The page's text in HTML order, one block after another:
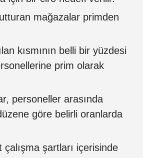
mağazalar primden
kısmının belli bir yüzdesi
prim olarak
personeller arasında
göre belirli oranlarda
çalışma şartları içerisinde